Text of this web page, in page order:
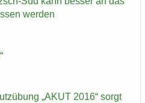
wer­den
„AKUT 2016“ sorgt